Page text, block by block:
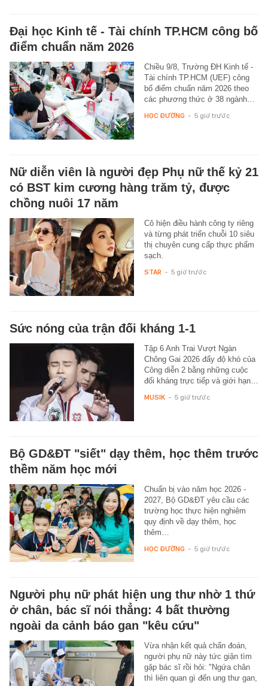
Đại học Kinh tế - Tài chính TP.HCM công bố
điểm chuẩn năm 2026
Chiều 9/8, Trường ĐH Kinh tế -
Tài chính TP.HCM (UEF) công
bố điểm chuẩn năm 2026 theo
các phương thức ở 38 ngành…
HỌC ĐƯỜNG - 5 giờ trước
Nữ diễn viên là người đẹp Phụ nữ thế kỷ 21
có BST kim cương hàng trăm tỷ, được
chồng nuôi 17 năm
Cô hiện điều hành công ty riêng
và từng phát triển chuỗi 10 siêu
thị chuyên cung cấp thực phẩm
sạch.
STAR - 5 giờ trước
Sức nóng của trận đối kháng 1-1
Tập 6 Anh Trai Vượt Ngàn
Chông Gai 2026 đẩy độ khó của
Công diễn 2 bằng những cuộc
đối kháng trực tiếp và giới hạn…
MUSIK - 5 giờ trước
Bộ GD&ĐT "siết" dạy thêm, học thêm trước
thềm năm học mới
Chuẩn bị vào năm học 2026 -
2027, Bộ GD&ĐT yêu cầu các
trường học thực hiện nghiêm
quy định về dạy thêm, học
thêm…
HỌC ĐƯỜNG - 5 giờ trước
Người phụ nữ phát hiện ung thư nhờ 1 thứ
ở chân, bác sĩ nói thẳng: 4 bất thường
ngoài da cảnh báo gan "kêu cứu"
Vừa nhận kết quả chẩn đoán,
người phụ nữ này tức giận tìm
gặp bác sĩ rồi hỏi: "Ngứa chân
thì liên quan gì đến ung thư gan,